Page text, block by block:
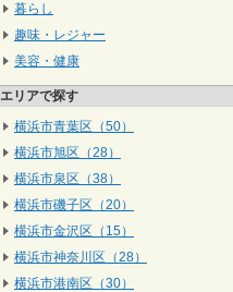
暮らし
趣味・レジャー
美容・健康
エリアで探す
横浜市青葉区（50）
横浜市旭区（28）
横浜市泉区（38）
横浜市磯子区（20）
横浜市金沢区（15）
横浜市神奈川区（28）
横浜市港南区（30）